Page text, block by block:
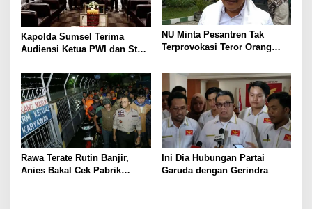
Kapolda Sumsel Terima
Audiensi Ketua PWI dan Staf,
Undangan Pelantikan
NU Minta Pesantren Tak
Terprovokasi Teror Orang
Rawa Terate Rutin Banjir,
Anies Bakal Cek Pabrik
Ini Dia Hubungan Partai
Garuda dengan Gerindra